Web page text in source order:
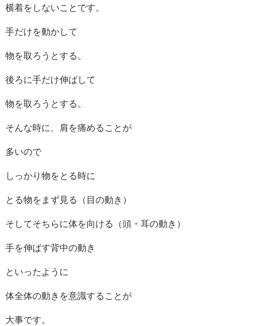
横着をしないことです。
手だけを動かして
物を取ろうとする。
後ろに手だけ伸ばして
物を取ろうとする。
そんな時に、肩を痛めることが
多いので
しっかり物をとる時に
とる物をまず見る（目の動き）
そしてそちらに体を向ける（頭・耳の動き）
手を伸ばす背中の動き
といったように
体全体の動きを意識することが
大事です。